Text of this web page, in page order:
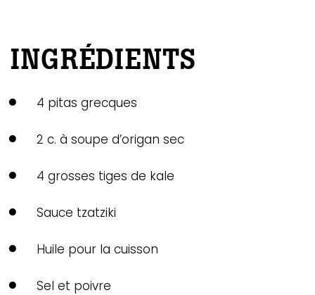
INGRÉDIENTS
4 pitas grecques
2 c. à soupe d’origan sec
4 grosses tiges de kale
Sauce tzatziki
Huile pour la cuisson
Sel et poivre